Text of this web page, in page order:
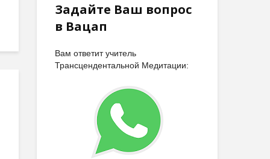
Задайте Ваш вопрос
в Вацап
Вам ответит учитель
Трансцендентальной Медитации: